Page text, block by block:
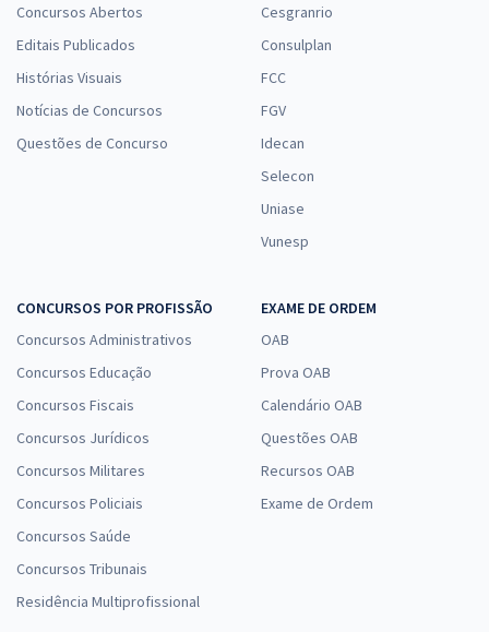
Concursos Abertos
Editais Publicados
Histórias Visuais
Notícias de Concursos
Questões de Concurso
Cesgranrio
Consulplan
FCC
FGV
Idecan
Selecon
Uniase
Vunesp
CONCURSOS POR PROFISSÃO
Concursos Administrativos
Concursos Educação
Concursos Fiscais
Concursos Jurídicos
Concursos Militares
Concursos Policiais
Concursos Saúde
Concursos Tribunais
Residência Multiprofissional
EXAME DE ORDEM
OAB
Prova OAB
Calendário OAB
Questões OAB
Recursos OAB
Exame de Ordem